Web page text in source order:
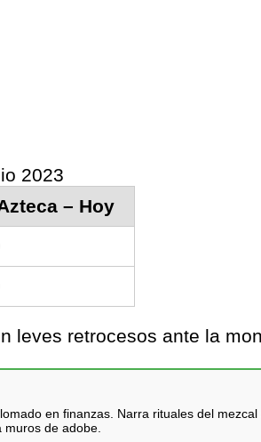
2023
– Hoy
leves retrocesos ante la
en finanzas. Narra rituales del
de adobe.